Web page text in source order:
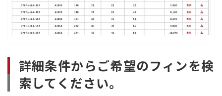
詳細条件からご希望のフィンを検
索してください。